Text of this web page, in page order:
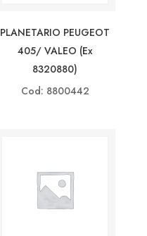
PLANETARIO PEUGEOT
405/ VALEO (ex
8320880)
Cod: 8800442